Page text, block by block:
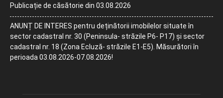
Publicație de căsătorie din 03.08.2026
ANUNȚ DE INTERES pentru deținătorii imobilelor situate în
sector cadastral nr. 30 (Peninsula- străzile P6- P17) și sector
cadastral nr. 18 (Zona Ecluză- străzile E1-E5). Măsurători în
perioada 03.08.2026-07.08.2026!